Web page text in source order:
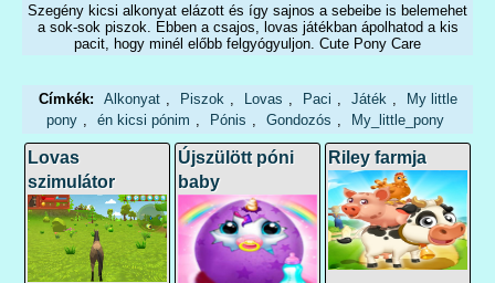
Szegény kicsi alkonyat elázott és így sajnos a sebeibe is belemehet
a sok-sok piszok. Ebben a csajos, lovas játékban ápolhatod a kis
pacit, hogy minél előbb felgyógyuljon. Cute Pony Care
Címkék: Alkonyat Piszok Lovas Paci Játék
My little
pony
én kicsi pónim Pónis Gondozós My_little_pony
Lovas
szimulátor
Újszülött póni
baby
Riley farmja